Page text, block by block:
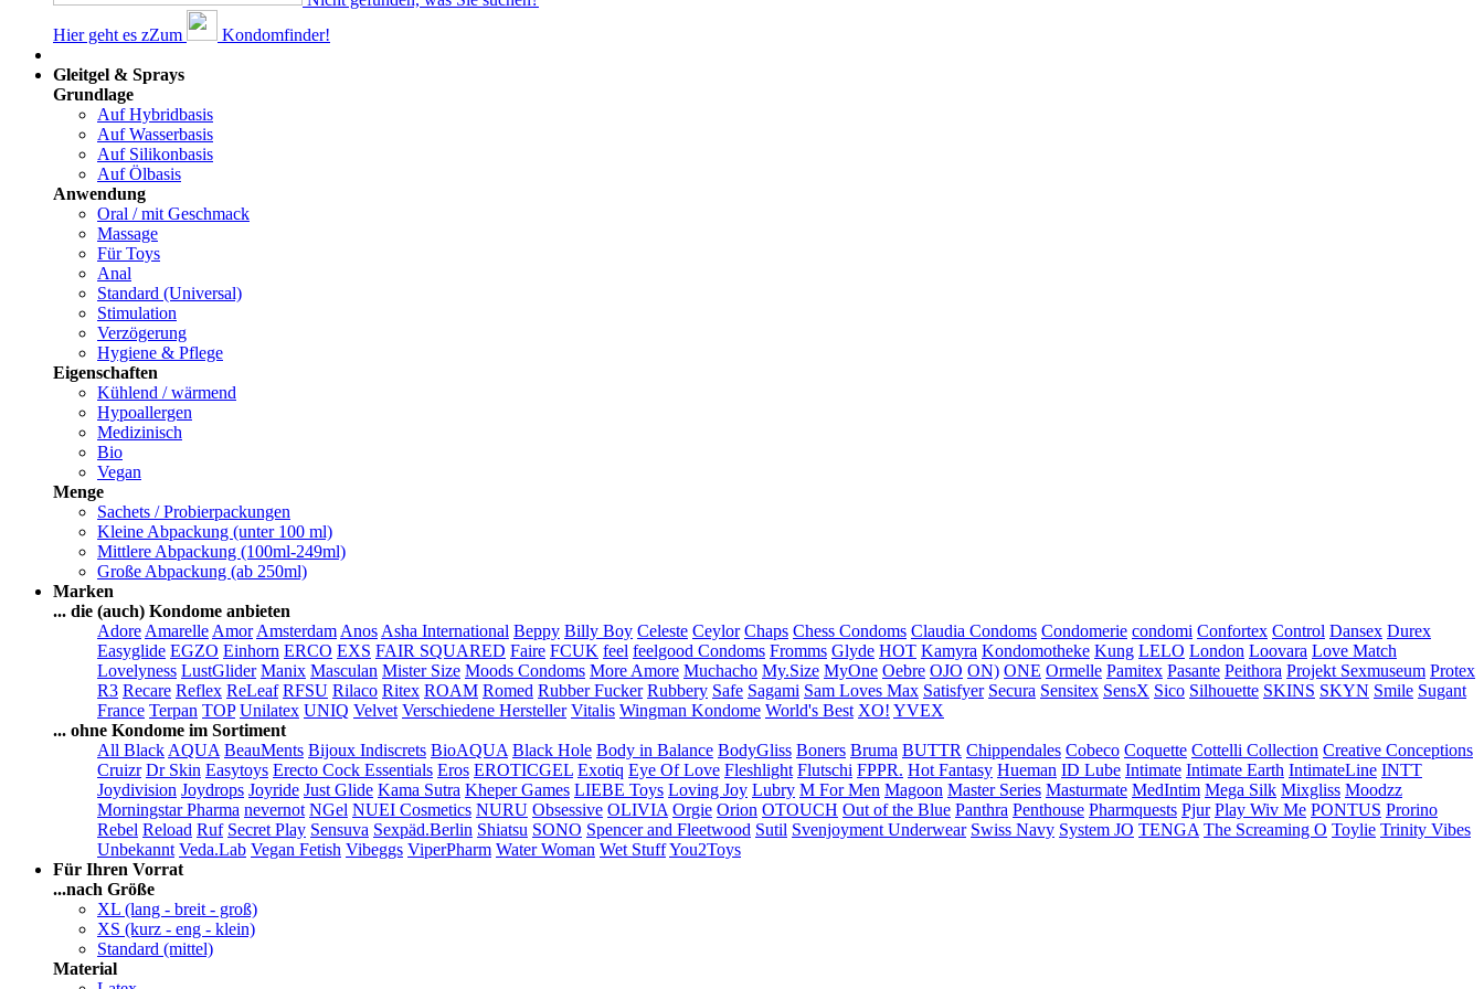
Hier geht es zZum
Kondomfinder!
Gleitgel & Sprays
Grundlage
Auf Hybridbasis
Auf Wasserbasis
Auf Silikonbasis
Auf Ölbasis
Anwendung
Oral / mit Geschmack
Massage
Für Toys
Anal
Standard (Universal)
Stimulation
Verzögerung
Hygiene & Pflege
Eigenschaften
Kühlend / wärmend
Hypoallergen
Medizinisch
Bio
Vegan
Menge
Sachets / Probierpackungen
Kleine Abpackung (unter 100 ml)
Mittlere Abpackung (100ml-249ml)
Große Abpackung (ab 250ml)
Marken
... die (auch) Kondome anbieten
Adore Amarelle Amor Amsterdam Anos Asha International Beppy Billy Boy Celeste Ceylor Chaps Chess Condoms Claudia Condoms Condomerie condomi Confortex Control Dansex Durex
Easyglide EGZO Einhorn ERCO EXS FAIR SQUARED Faire FCUK feel feelgood Condoms Fromms Glyde HOT Kamyra Kondomotheke Kung LELO London Loovara Love Match
Lovelyness LustGlider Manix Masculan Mister Size Moods Condoms More Amore Muchacho My.Size MyOne Oebre OJO ON) ONE Ormelle Pamitex Pasante Peithora Projekt Sexmuseum Protex
R3 Recare Reflex ReLeaf RFSU Rilaco Ritex ROAM Romed Rubber Fucker Rubbery Safe Sagami Sam Loves Max Satisfyer Secura Sensitex SensX Sico Silhouette SKINS SKYN Smile Sugant
France Terpan TOP Unilatex UNIQ Velvet Verschiedene Hersteller Vitalis Wingman Kondome World's Best XO! YVEX
... ohne Kondome im Sortiment
All Black AQUA BeauMents Bijoux Indiscrets BioAQUA Black Hole Body in Balance BodyGliss Boners Bruma BUTTR Chippendales Cobeco Coquette Cottelli Collection Creative Conceptions
Cruizr Dr Skin Easytoys Erecto Cock Essentials Eros EROTICGEL Exotiq Eye Of Love Fleshlight Flutschi FPPR. Hot Fantasy Hueman ID Lube Intimate Intimate Earth IntimateLine INTT
Joydivision Joydrops Joyride Just Glide Kama Sutra Kheper Games LIEBE Toys Loving Joy Lubry M For Men Magoon Master Series Masturmate MedIntim Mega Silk Mixgliss Moodzz
Morningstar Pharma nevernot NGel NUEI Cosmetics NURU Obsessive OLIVIA Orgie Orion OTOUCH Out of the Blue Panthra Penthouse Pharmquests Pjur Play Wiv Me PONTUS Prorino
Rebel Reload Ruf Secret Play Sensuva Sexpäd.Berlin Shiatsu SONO Spencer and Fleetwood Sutil Svenjoyment Underwear Swiss Navy System JO TENGA The Screaming O Toylie Trinity Vibes
Unbekannt Veda.Lab Vegan Fetish Vibeggs ViperPharm Water Woman Wet StuffYou2Toys
Für Ihren Vorrat
...nach Größe
XL (lang - breit - groß)
XS (kurz - eng - klein)
Standard (mittel)
Material